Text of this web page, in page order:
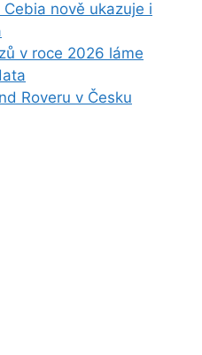
Cebia nově ukazuje i
v roce 2026 láme
Roveru v Česku